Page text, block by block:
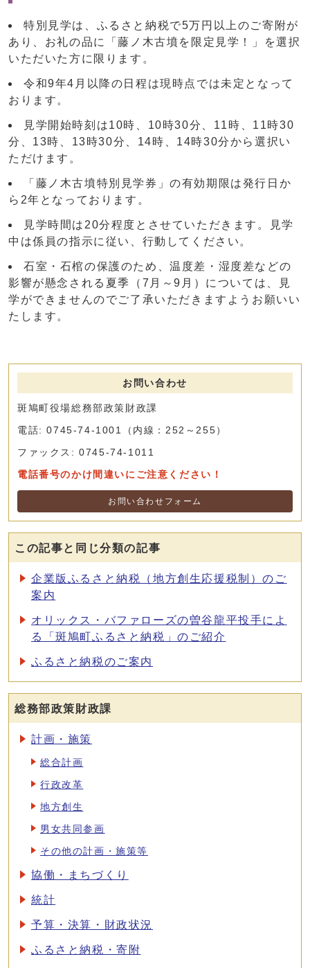
特別見学は、ふるさと納税で5万円以上のご寄附が
あり、お礼の品に「藤ノ木古墳を限定見学！」を選択
いただいた方に限ります。
令和9年4月以降の日程は現時点では未定となって
おります。
見学開始時刻は10時、10時30分、11時、11時30
分、13時、13時30分、14時、14時30分から選択い
ただけます。
「藤ノ木古墳特別見学券」の有効期限は発行日か
ら2年となっております。
見学時間は20分程度とさせていただきます。見学
中は係員の指示に従い、行動してください。
石室・石棺の保護のため、温度差・湿度差などの
影響が懸念される夏季（7月～9月）については、見
学ができませんのでご了承いただきますようお願いい
たします。
お問い合わせ
斑鳩町役場総務部政策財政課
電話: 0745-74-1001（内線：252～255）
ファックス: 0745-74-1011
電話番号のかけ間違いにご注意ください！
お問い合わせフォーム
この記事と同じ分類の記事
企業版ふるさと納税（地方創生応援税制）のご
案内
オリックス・バファローズの曽谷龍平投手によ
る「斑鳩町ふるさと納税」のご紹介
ふるさと納税のご案内
総務部政策財政課
計画・施策
総合計画
行政改革
地方創生
男女共同参画
その他の計画・施策等
協働・まちづくり
統計
予算・決算・財政状況
ふるさと納税・寄附